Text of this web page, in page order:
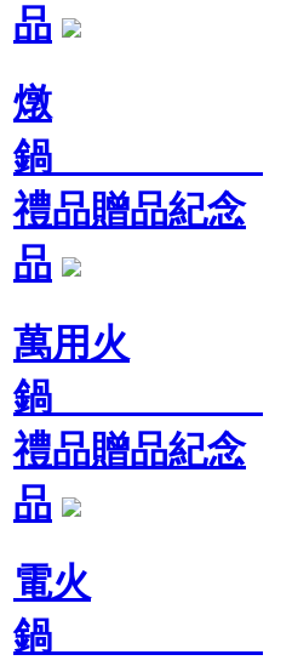
品
燉
禮品贈品紀念
品
萬用火
禮品贈品紀念
品
電火